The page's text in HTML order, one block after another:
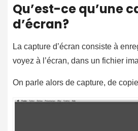
Qu’est-ce qu’une
d’écran?
La capture d’écran consiste à
voyez à l’écran, dans un fichier
On parle alors de capture, de